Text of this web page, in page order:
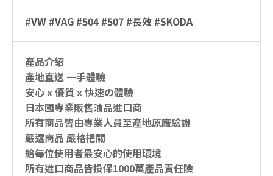
#VW #VAG #504 #507 #長效 #SKODA
產品介紹
產地直送 一手體驗
安心 x 優質 x 快速の體驗
日本國專業販售油品進口商
所有商品皆由專業人員至產地原廠驗證
嚴選商品 嚴格把關
給每位使用者最安心的使用環境
所有進口商品皆投保1000萬產品責任險